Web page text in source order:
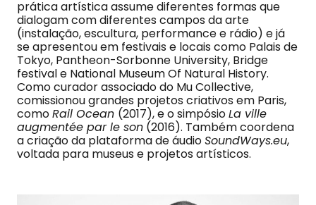
prática artística assume diferentes formas que
dialogam com diferentes campos da arte
(instalação, escultura, performance e rádio) e já
se apresentou em festivais e locais como Palais de
Tokyo, Pantheon-Sorbonne University, Bridge
festival e National Museum Of Natural History.
Como curador associado do Mu Collective,
comissionou grandes projetos criativos em Paris,
comoRail Ocean (2017), e o simpósioLa ville
augmentée par le son (2016). Também coordena
a criação da plataforma de áudioSoundWays.eu,
voltada para museus e projetos artísticos.